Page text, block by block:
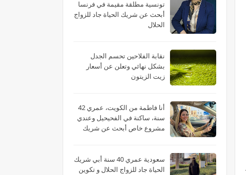
تونسية مطلقة مقيمة في فرنسا
أبحث عن شريك الحياة جاد للزواج
الحلال
نقابة الفلاحين تحسم الجدل
بشكل نهائي وتعلن عن أسعار
زيت الزيتون
أنا فاطمة من الكويت، عمري 42
سنة، ساكنة في الفحيحيل وعندي
مشروع خاص أبحث عن شريك
سعودية عمري 40 سنة أبي شريك
الحياة جاد للزواج الحلال و تكوين